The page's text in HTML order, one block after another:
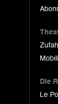
Die
Le